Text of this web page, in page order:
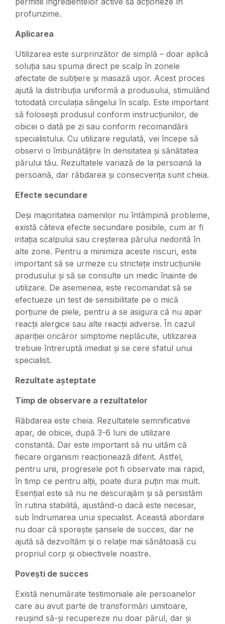
profunzime.
Aplicarea
Utilizarea este surprinzător de simplă – doar aplică
soluția sau spuma direct pe scalp în zonele
afectate de subțiere și masază ușor. Acest proces
ajută la distribuția uniformă a produsului, stimulând
totodată circulația sângelui în scalp. Este important
să folosești produsul conform instrucțiunilor, de
obicei o dată pe zi sau conform recomandării
specialistului. Cu utilizare regulată, vei începe să
observi o îmbunătățire în densitatea și sănătatea
părului tău. Rezultatele variază de la persoană la
persoană, dar răbdarea și consecvența sunt cheia.
Efecte secundare
Deși majoritatea oamenilor nu întâmpină probleme,
există câteva efecte secundare posibile, cum ar fi
iritația scalpului sau creșterea părului nedorită în
alte zone. Pentru a minimiza aceste riscuri, este
important să se urmeze cu strictețe instrucțiunile
produsului și să se consulte un medic înainte de
utilizare. De asemenea, este recomandat să se
efectueze un test de sensibilitate pe o mică
porțiune de piele, pentru a se asigura că nu apar
reacții alergice sau alte reacții adverse. În cazul
apariției oricăror simptome neplăcute, utilizarea
trebuie întreruptă imediat și se cere sfatul unui
specialist.
Rezultate așteptate
Timp de observare a rezultatelor
Răbdarea este cheia. Rezultatele semnificative
apar, de obicei, după 3-6 luni de utilizare
constantă. Dar este important să nu uităm că
fiecare organism reacționează diferit. Astfel,
pentru unii, progresele pot fi observate mai rapid,
în timp ce pentru alții, poate dura puțin mai mult.
Esențial este să nu ne descurajăm și să persistăm
în rutina stabilită, ajustând-o dacă este necesar,
sub îndrumarea unui specialist. Această abordare
nu doar că sporește șansele de succes, dar ne
ajută să dezvoltăm și o relație mai sănătoasă cu
propriul corp și obiectivele noastre.
Povești de succes
Există nenumărate testimoniale ale persoanelor
care au avut parte de transformări uimitoare,
reușind să-și recupereze nu doar părul, dar și